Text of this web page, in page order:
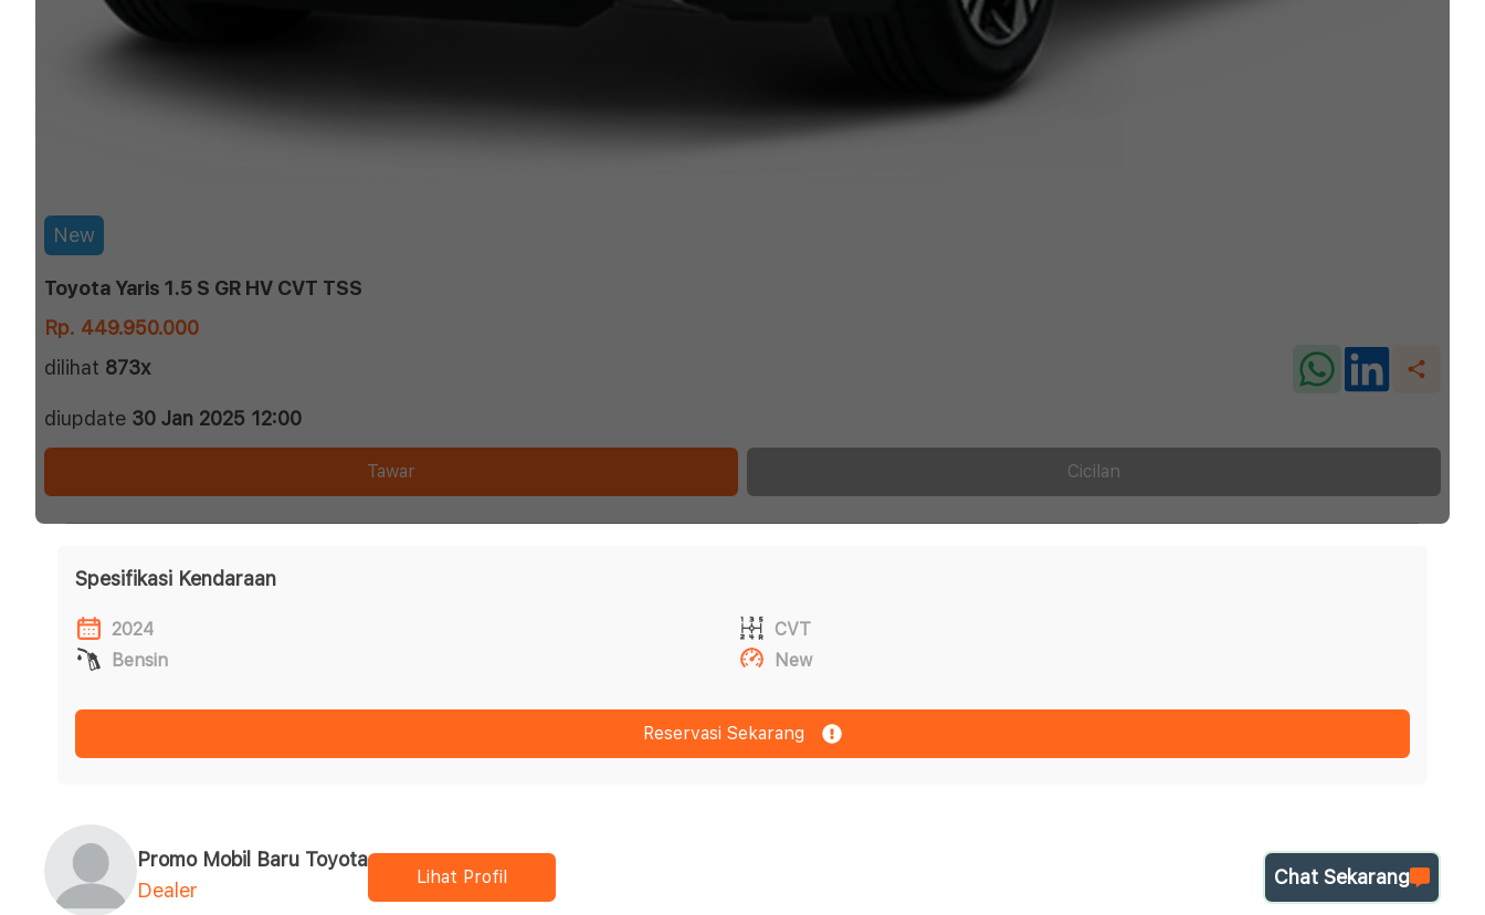
New
Toyota Yaris 1.5 S GR HV CVT TSS
Rp. 449.950.000
dilihat 873x
diupdate 30 Jan 2025 12:00
Tawar Cicilan
Spesifikasi Kendaraan
2024
CVT
Bensin
New
Reservasi Sekarang
Promo Mobil Baru Toyota
Dealer
Lihat Profil Chat Sekarang